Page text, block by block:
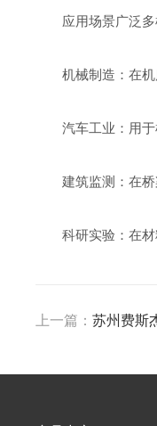
应用场景广泛多
机械制造：在机床
汽车工业：用于检
建筑监测：在桥梁
科研实验：在材料
上一篇：苏州费斯